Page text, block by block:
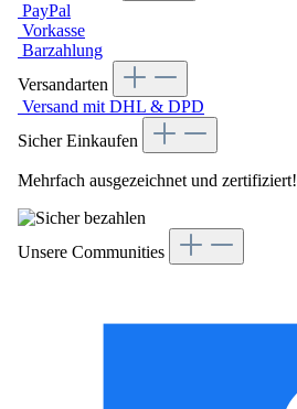
PayPal
Vorkasse
Barzahlung
Versandarten
Versand mit DHL & DPD
Sicher Einkaufen
Mehrfach ausgezeichnet und zertifiziert!
Unsere Communities